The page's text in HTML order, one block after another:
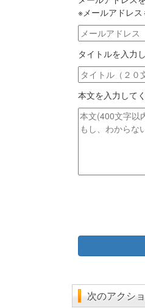
※メールアドレス
メ
ー
ル
ア
ド
レ
ス
タイトルを入力
タ
イ
ト
ル
本文を入力して
本
文
次のアクシ